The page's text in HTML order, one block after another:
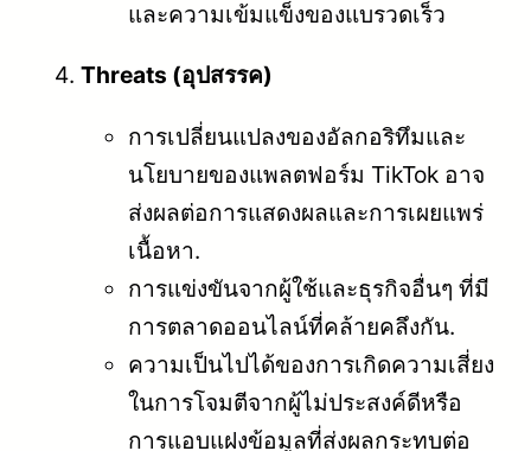
และความเข้มแข็งของแบรวดเร็ว
Threats (อุปสรรค)
การเปลี่ยนแปลงของอัลกอริทึมและ
นโยบายของแพลตฟอร์ม TikTok อาจ
ส่งผลต่อการแสดงผลและการเผยแพร่
เนื้อหา.
การแข่งขันจากผู้ใช้และธุรกิจอื่นๆ ที่มี
การตลาดออนไลน์ที่คล้ายคลึงกัน.
ความเป็นไปได้ของการเกิดความเสี่ยง
ในการโจมตีจากผู้ไม่ประสงค์ดีหรือ
การแอบแฝงข้อมูลที่ส่งผลกระทบต่อ